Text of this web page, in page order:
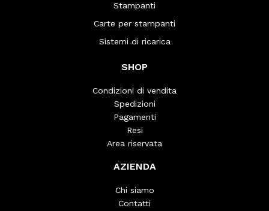
Stampanti
Carte per stampanti
Sistemi di ricarica
SHOP
Condizioni di vendita
Spedizioni
Pagamenti
Resi
Area riservata
AZIENDA
Chi siamo
Contatti